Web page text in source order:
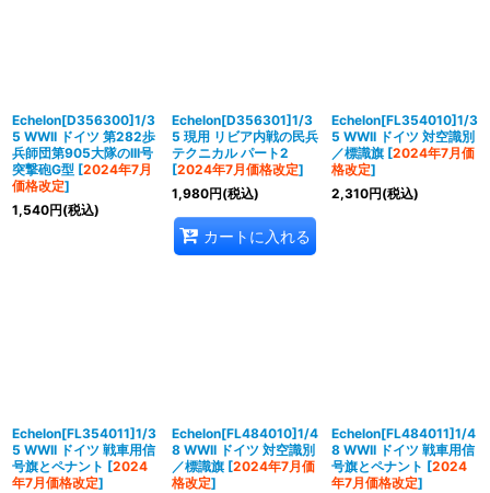
Echelon[D356300]1/3
5 WWII ドイツ 第282歩
兵師団第905大隊のIII号
突撃砲G型 [2024年7月
価格改定]
1,540円(税込)
Echelon[D356301]1/3
5 現用 リビア内戦の民兵
テクニカル パート2
[2024年7月価格改定]
1,980円(税込)
カートに入れる
Echelon[FL354010]1/3
5 WWII ドイツ 対空識別
／標識旗 [2024年7月価
格改定]
2,310円(税込)
Echelon[FL354011]1/3
5 WWII ドイツ 戦車用信
号旗とペナント [2024
年7月価格改定]
Echelon[FL484010]1/4
8 WWII ドイツ 対空識別
／標識旗 [2024年7月価
格改定]
Echelon[FL484011]1/4
8 WWII ドイツ 戦車用信
号旗とペナント [2024
年7月価格改定]